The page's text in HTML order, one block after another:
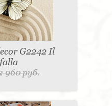
G2242 Il
960 руб.